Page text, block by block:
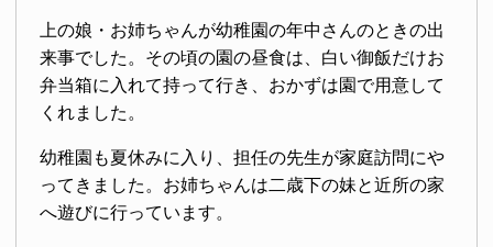
上の娘・お姉ちゃんが幼稚園の年中さんのときの出
来事でした。その頃の園の昼食は、白い御飯だけお
弁当箱に入れて持って行き、おかずは園で用意して
くれました。
幼稚園も夏休みに入り、担任の先生が家庭訪問にや
ってきました。お姉ちゃんは二歳下の妹と近所の家
へ遊びに行っています。